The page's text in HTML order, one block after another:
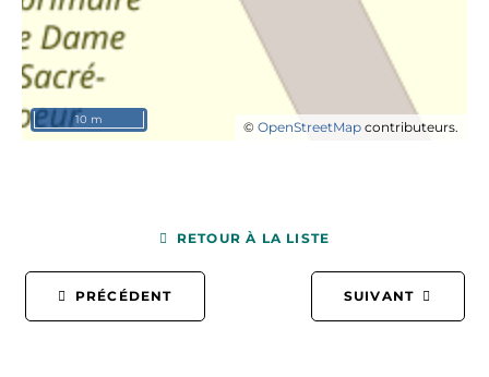
© OpenStreetMap contributeurs.
10 m
PRÉCÉDENT
RETOUR À LA LISTE
SUIVANT